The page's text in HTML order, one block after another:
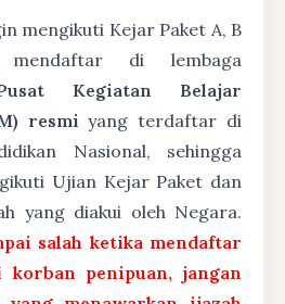
mengikuti Kejar Paket A, B
di lembaga
Kegiatan Belajar
resmi yang terdaftar di
Nasional, sehingga
Ujian Kejar Paket dan
yang diakui oleh Negara.
salah ketika mendaftar
korban penipuan, jangan